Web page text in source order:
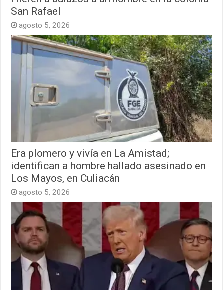
San Rafael
agosto 5, 2026
Era plomero y vivía en La Amistad;
identifican a hombre hallado asesinado en
Los Mayos, en Culiacán
agosto 5, 2026